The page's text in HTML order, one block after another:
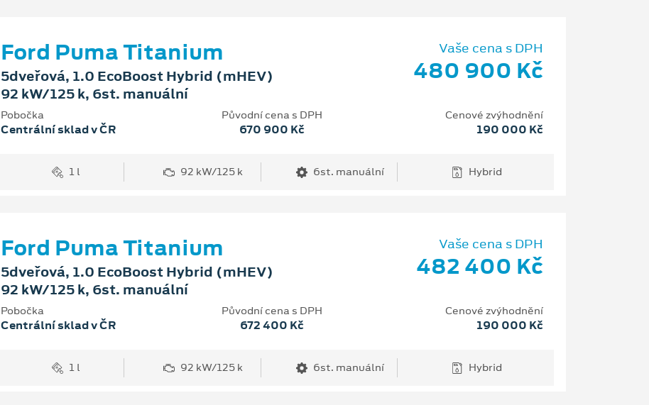
Ford Puma Titanium
5dveřová, 1.0 EcoBoost Hybrid (mHEV)
92 kW/125 k, 6st. manuální
Vaše cena s DPH
480 900 Kč
Pobočka
Centrální sklad v ČR
Původní cena s DPH
670 900 Kč
Cenové zvýhodnění
190 000 Kč
1 l 92 kW/125 k 6st. manuální Hybrid
Ford Puma Titanium
5dveřová, 1.0 EcoBoost Hybrid (mHEV)
92 kW/125 k, 6st. manuální
Vaše cena s DPH
482 400 Kč
Pobočka
Centrální sklad v ČR
Původní cena s DPH
672 400 Kč
Cenové zvýhodnění
190 000 Kč
1 l 92 kW/125 k 6st. manuální Hybrid